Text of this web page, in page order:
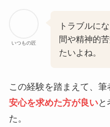
いつもの匠
トラブルに
間や精神的
たいよね。
この経験を踏まえて、筆
安心を求めた方が良いと
た。